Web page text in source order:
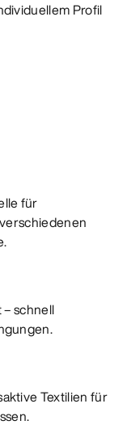
Profil
für
schnell
Textilien für